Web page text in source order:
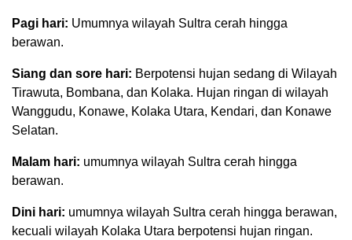
Pagi hari: Umumnya wilayah Sultra cerah hingga
berawan.
Siang dan sore hari: Berpotensi hujan sedang di Wilayah
Tirawuta, Bombana, dan Kolaka. Hujan ringan di wilayah
Wanggudu, Konawe, Kolaka Utara, Kendari, dan Konawe
Selatan.
Malam hari: umumnya wilayah Sultra cerah hingga
berawan.
Dini hari: umumnya wilayah Sultra cerah hingga berawan,
kecuali wilayah Kolaka Utara berpotensi hujan ringan.